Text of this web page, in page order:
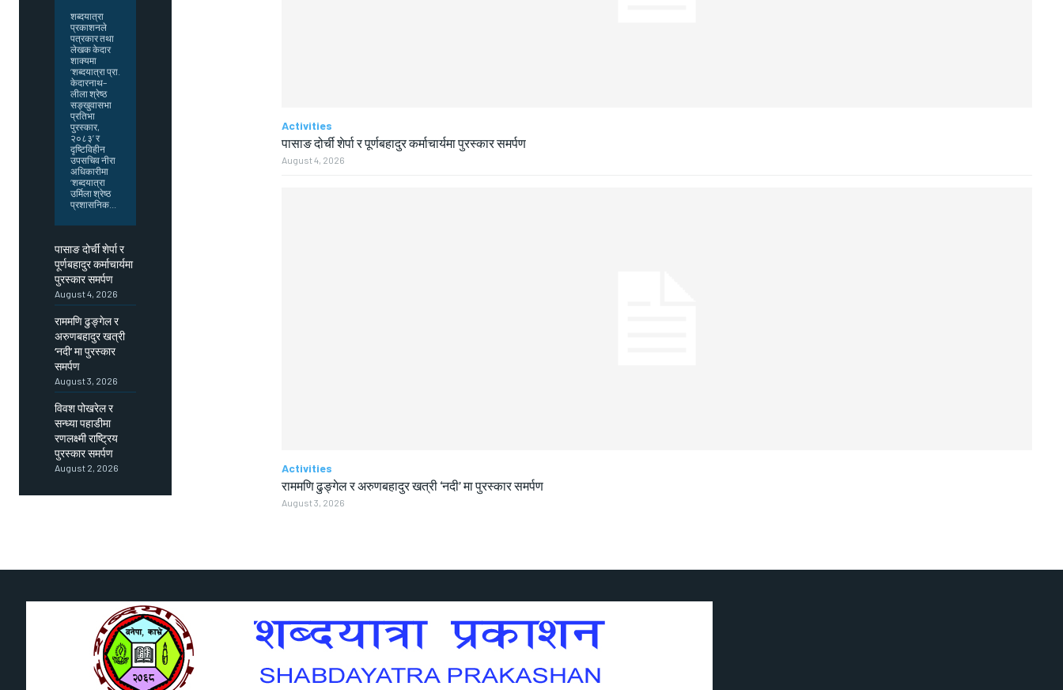
शब्दयात्रा
प्रकाशनले
पत्रकार तथा
लेखक केदार
शाक्यमा
‘शब्दयात्रा प्रा.
केदारनाथ–
लीला श्रेष्ठ
सङ्खुवासभा
प्रतिभा
पुरस्कार,
२०८३’ र
दृष्टिविहीन
उपसचिव नीरा
अधिकारीमा
‘शब्दयात्रा
उर्मिला श्रेष्ठ
प्रशासनिक...
पासाङ दोर्ची शेर्पा र
पूर्णबहादुर कर्माचार्यमा
पुरस्कार समर्पण
August 4, 2026
राममणि ढुङ्गेल र
अरुणबहादुर खत्री
‘नदी’ मा पुरस्कार
समर्पण
August 3, 2026
विवश पोखरेल र
सन्ध्या पहाडीमा
रणलक्ष्मी राष्ट्रिय
पुरस्कार समर्पण
August 2, 2026
Activities
पासाङ दोर्ची शेर्पा र पूर्णबहादुर कर्माचार्यमा पुरस्कार समर्पण
August 4, 2026
Activities
राममणि ढुङ्गेल र अरुणबहादुर खत्री ‘नदी’ मा पुरस्कार समर्पण
August 3, 2026